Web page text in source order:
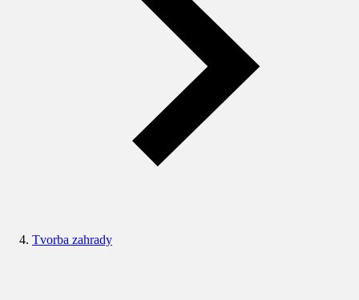
Tvorba zahrady